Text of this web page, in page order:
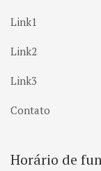
Link1
Link2
Link3
Contato
Horário de